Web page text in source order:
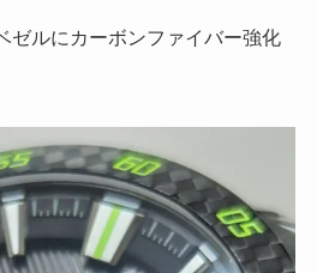
ゼルにカーボンファイバー強化